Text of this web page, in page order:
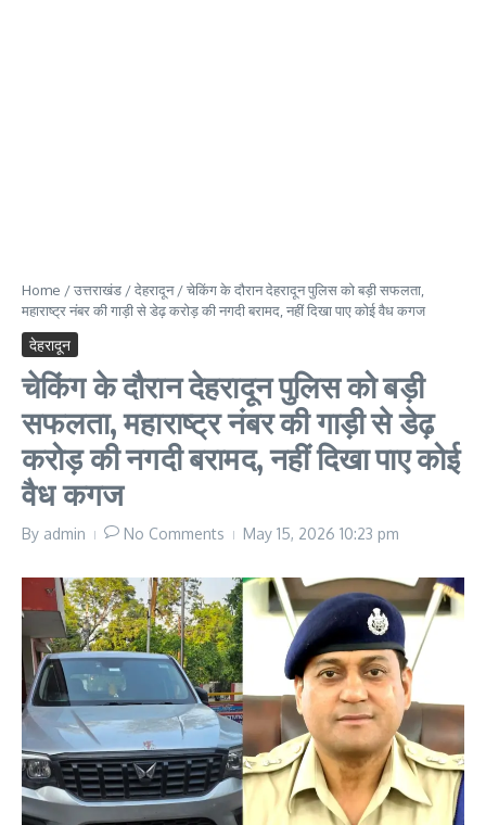
Home /उत्तराखंड /देहरादून/चेकिंग के दौरान देहरादून पुलिस को बड़ी सफलता,
महाराष्ट्र नंबर की गाड़ी से डेढ़ करोड़ की नगदी बरामद, नहीं दिखा पाए कोई वैध कगज
देहरादून
चेकिंग के दौरान देहरादून पुलिस को बड़ी
सफलता, महाराष्ट्र नंबर की गाड़ी से डेढ़
करोड़ की नगदी बरामद, नहीं दिखा पाए कोई
वैध कगज
By admin No Comments May 15, 2026 10:23 pm